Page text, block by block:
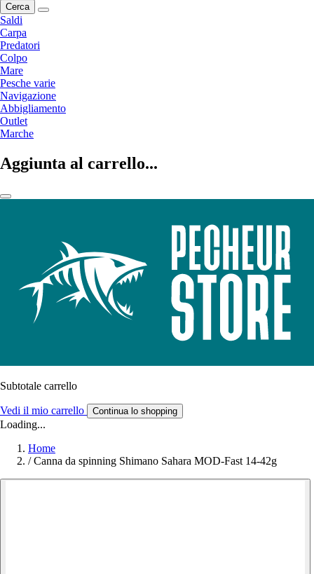
Cerca
Saldi
Carpa
Predatori
Colpo
Mare
Pesche varie
Navigazione
Abbigliamento
Outlet
Marche
Aggiunta al carrello...
Subtotale carrello
Vedi il mio carrello Continua lo shopping
Loading...
Home
/ Canna da spinning Shimano Sahara MOD-Fast 14-42g